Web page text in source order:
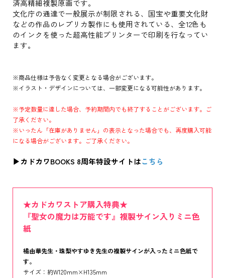
済高精細複製原画です。
文化庁の通達で一般展示が制限される、国宝や重要文化財
などの作品のレプリカ製作にも使用されている、全12色も
のインクを使った超高性能プリンターで印刷を行なってい
ます。
※商品仕様は予告なく変更となる場合がございます。
※イラスト・デザインについては、一部変更になる可能性があります。
※予定数量に達した場合、予約期間内でも終了することがございます。ご
了承ください。
※いったん「在庫がありません」の表示となった場合でも、再度購入可能
になる場合がございます。ご了承ください。
▶カドカワBOOKS 8周年特設サイトはこちら
★カドカワストア購入特典★
『聖女の魔力は万能です』複製サイン入りミニ色
紙
橘由華先生・珠梨やすゆき先生の複製サインが入ったミニ色紙で
す。
サイズ：約W120mm×H135mm